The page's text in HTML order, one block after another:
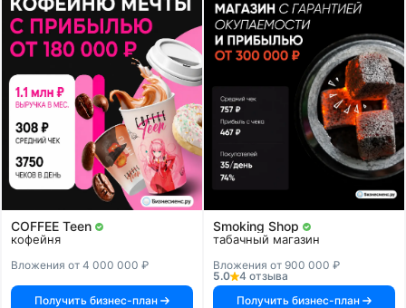
COFFEE Teen
кофейня
Вложения от 4 000 000 ₽
Получить бизнес-план
Smoking Shop
табачный магазин
Вложения от 900 000 ₽
5.0
4 отзыва
Получить бизнес-план